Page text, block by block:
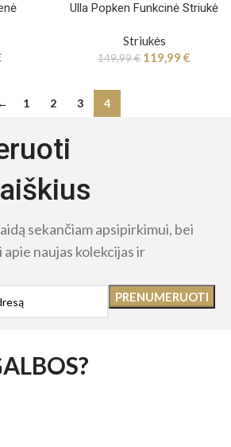
Ulla Popken Funkcinė Striukė
Striukės
149,99€ 119,99 €
1 2 3 4
sekančiam apsipirkimui, bei
naujas kolekcijas ir